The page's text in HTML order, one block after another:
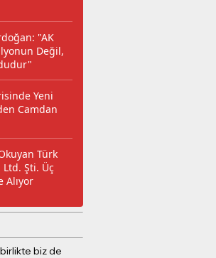
"AK
Değil,
Yeni
Camdan
Türk
Şti. Üç
Alıyor
biz de